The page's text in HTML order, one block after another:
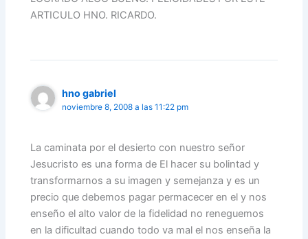
ARTICULO HNO. RICARDO.
hno gabriel
noviembre 8, 2008 a las 11:22 pm
La caminata por el desierto con nuestro señor
Jesucristo es una forma de El hacer su bolintad y
transformarnos a su imagen y semejanza y es un
precio que debemos pagar permacecer en el y nos
enseño el alto valor de la fidelidad no reneguemos
en la dificultad cuando todo va mal el nos enseña la